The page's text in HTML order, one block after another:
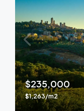
$235,000
$1,263/m2